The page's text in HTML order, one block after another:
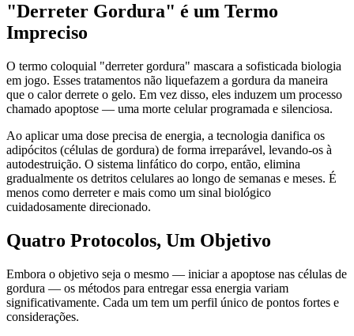
"Derreter Gordura" é um Termo
Impreciso
O termo coloquial "derreter gordura" mascara a sofisticada biologia
em jogo. Esses tratamentos não liquefazem a gordura da maneira
que o calor derrete o gelo. Em vez disso, eles induzem um processo
chamado apoptose — uma morte celular programada e silenciosa.
Ao aplicar uma dose precisa de energia, a tecnologia danifica os
adipócitos (células de gordura) de forma irreparável, levando-os à
autodestruição. O sistema linfático do corpo, então, elimina
gradualmente os detritos celulares ao longo de semanas e meses. É
menos como derreter e mais como um sinal biológico
cuidadosamente direcionado.
Quatro Protocolos, Um Objetivo
Embora o objetivo seja o mesmo — iniciar a apoptose nas células de
gordura — os métodos para entregar essa energia variam
significativamente. Cada um tem um perfil único de pontos fortes e
considerações.